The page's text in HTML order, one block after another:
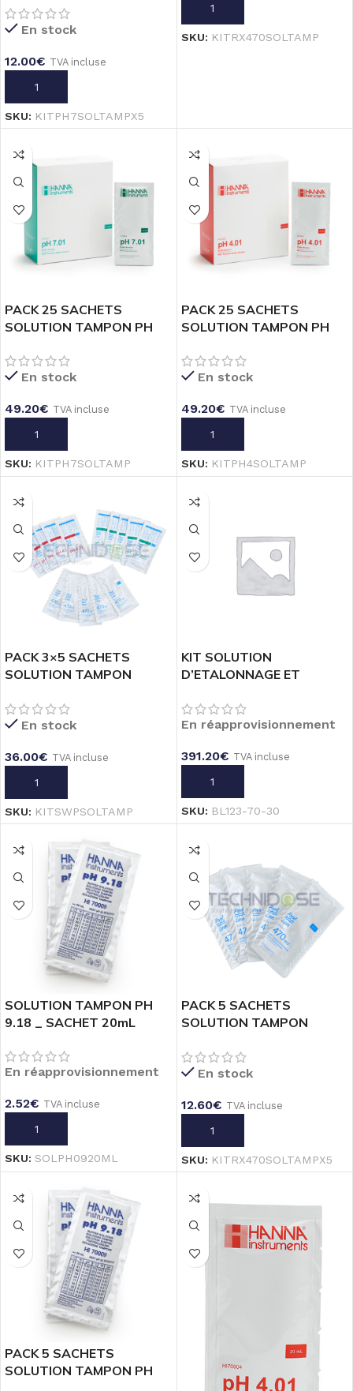
En stock
12.00€ TVA incluse
AJOUTER AU PANIER
SKU: KITPH7SOLTAMPX5
AJOUTER AU PANIER
SKU: KITRX470SOLTAMP
PACK 25 SACHETS
SOLUTION TAMPON PH
En stock
49.20€ TVA incluse
AJOUTER AU PANIER
SKU: KITPH7SOLTAMP
PACK 25 SACHETS
SOLUTION TAMPON PH
En stock
49.20€ TVA incluse
AJOUTER AU PANIER
SKU: KITPH4SOLTAMP
PACK 3×5 SACHETS
SOLUTION TAMPON
470mV_20mL
En stock
36.00€ TVA incluse
AJOUTER AU PANIER
SKU: KITSWPSOLTAMP
KIT SOLUTION
D’ETALONNAGE ET
D’ELECTRODES PACK X30
PIECES
En réapprovisionnement
391.20€ TVA incluse
AJOUTER AU PANIER
SKU: BL123-70-30
SOLUTION TAMPON PH
9.18 _ SACHET 20mL
En réapprovisionnement
2.52€ TVA incluse
AJOUTER AU PANIER
SKU: SOLPH0920ML
PACK 5 SACHETS
SOLUTION TAMPON
En stock
12.60€ TVA incluse
AJOUTER AU PANIER
SKU: KITRX470SOLTAMPX5
PACK 5 SACHETS
SOLUTION TAMPON PH